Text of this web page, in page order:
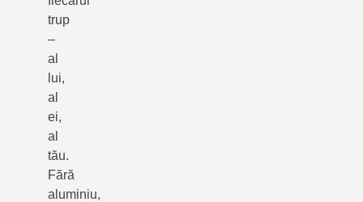
trup
–
al
lui,
al
ei,
al
tău.
Fără
aluminiu,